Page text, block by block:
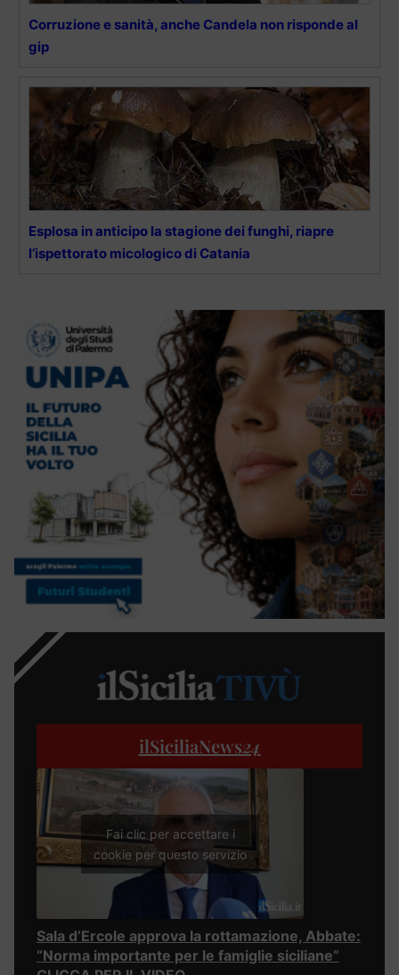
Corruzione e sanità, anche Candela non risponde al
gip
Esplosa in anticipo la stagione dei funghi, riapre
l’ispettorato micologico di Catania
ilSiciliaNews24
Fai clic per accettare i
cookie per questo servizio
Sala d’Ercole approva la rottamazione, Abbate:
“Norma importante per le famiglie siciliane”